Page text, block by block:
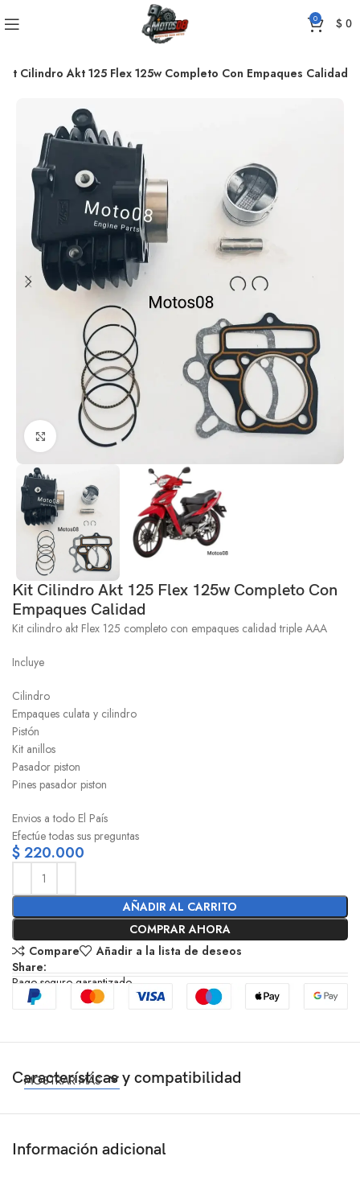
0 $0
Kit Cilindro Akt 125 Flex 125w Completo Con Empaques Calidad
Click to enlarge
Kit Cilindro Akt 125 Flex 125w Completo Con
Empaques Calidad
Kit cilindro akt Flex 125 completo con empaques calidad triple AAA
Incluye
Cilindro
Empaques culata y cilindro
Pistón
Kit anillos
Pasador piston
Pines pasador piston
Envios a todo El País
Efectúe todas sus preguntas
$220.000
AÑADIR AL CARRITO
COMPRAR AHORA
Compare
Añadir a la lista de deseos
Share:
Pago seguro garantizado
Características y compatibilidad
MOSTRAR MÁS
Información adicional